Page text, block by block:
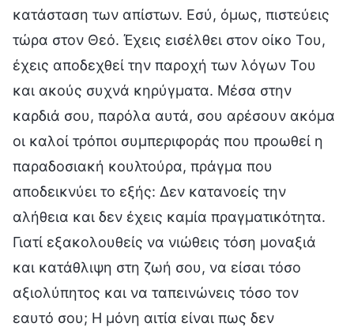
κατάσταση των απίστων. Εσύ, όμως, πιστεύεις
τώρα στον Θεό. Έχεις εισέλθει στον οίκο Του,
έχεις αποδεχθεί την παροχή των λόγων Του
και ακούς συχνά κηρύγματα. Μέσα στην
καρδιά σου, παρόλα αυτά, σου αρέσουν ακόμα
οι καλοί τρόποι συμπεριφοράς που προωθεί η
παραδοσιακή κουλτούρα, πράγμα που
αποδεικνύει το εξής: Δεν κατανοείς την
αλήθεια και δεν έχεις καμία πραγματικότητα.
Γιατί εξακολουθείς να νιώθεις τόση μοναξιά
και κατάθλιψη στη ζωή σου, να είσαι τόσο
αξιολύπητος και να ταπεινώνεις τόσο τον
εαυτό σου; Η μόνη αιτία είναι πως δεν